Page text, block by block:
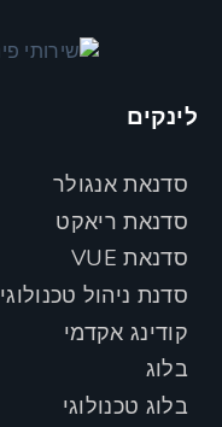
לינקים
סדנאת אנגולר
סדנאת ריאקט
סדנאת VUE
סדנת ניהול טכנולוגי
קודינג אקדמי
בלוג
בלוג טכנולוגי